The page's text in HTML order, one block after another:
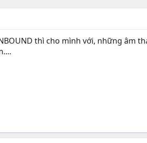
thì cho mình với, những âm